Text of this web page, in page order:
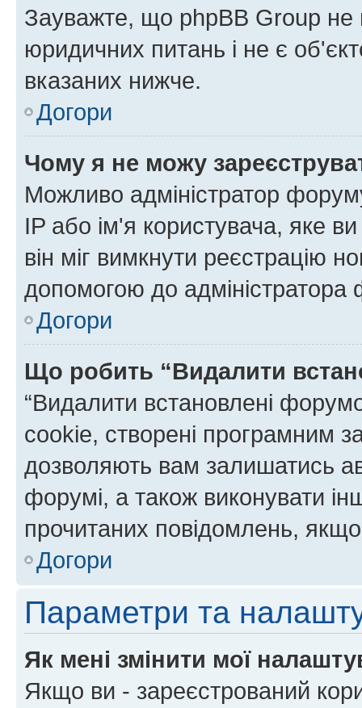
Зауважте, що phpBB Group не
юридичних питань і не є
вказаних нижче.
Догори
Чому я не можу
Можливо адміністратор
IP або ім'я користувача, яке
він міг вимкнути реєстрацію
допомогою до адміністратора
Догори
Що робить “Видалити
“Видалити встановлені
cookie, створені програмним
дозволяють вам залишатись
форумі, а також виконувати
прочитаних повідомлень,
Догори
Параметри та
Як мені змінити мої
Якщо ви - зареєстрований